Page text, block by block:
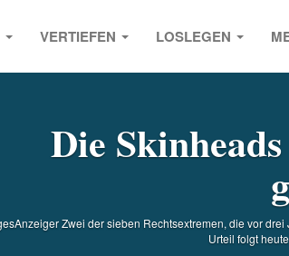
VERTIEFEN LOSLEGEN
Die
Zwei der sieben Rechtsextremen, die vor
Urteil folgt